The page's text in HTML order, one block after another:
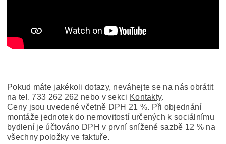
Pokud máte jakékoli dotazy, neváhejte se na nás obrátit
na tel. 733 262 262 nebo v sekci Kontakty.
Ceny jsou uvedené včetně DPH 21 %. Při objednání
montáže jednotek do nemovitostí určených k sociálnímu
bydlení je účtováno DPH v první snížené sazbě 12 % na
všechny položky ve faktuře.